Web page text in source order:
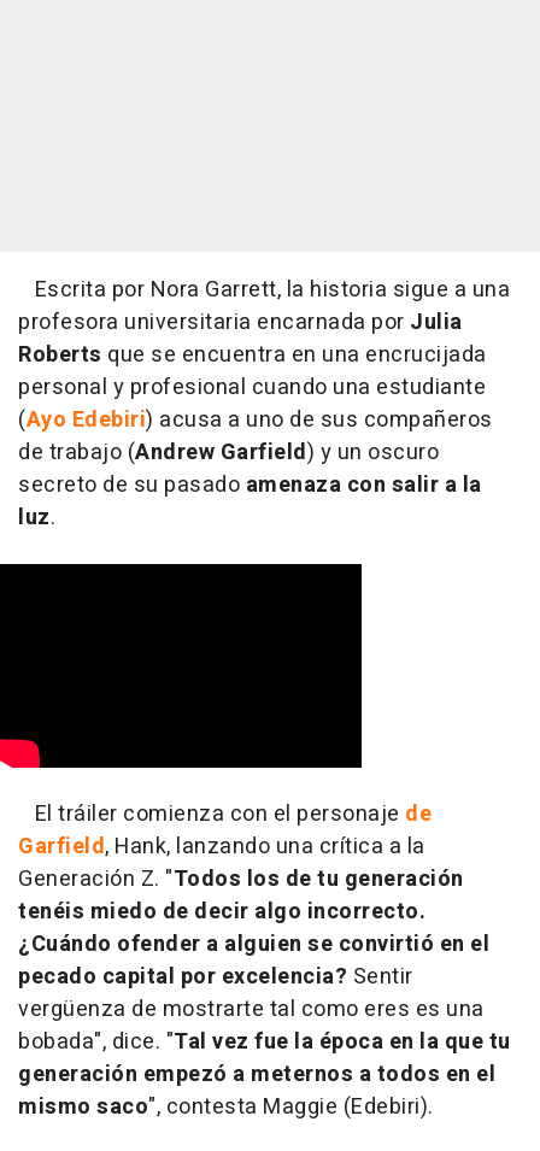
Escrita por Nora Garrett, la historia sigue a una
profesora universitaria encarnada por Julia
Roberts que se encuentra en una encrucijada
personal y profesional cuando una estudiante
(Ayo Edebiri) acusa a uno de sus compañeros
de trabajo (Andrew Garfield) y un oscuro
secreto de su pasado amenaza con salir a la
luz.
El tráiler comienza con el personaje de
Garfield, Hank, lanzando una crítica a la
Generación Z. "Todos los de tu generación
tenéis miedo de decir algo incorrecto.
¿Cuándo ofender a alguien se convirtió en el
pecado capital por excelencia? Sentir
vergüenza de mostrarte tal como eres es una
bobada", dice. "Tal vez fue la época en la que tu
generación empezó a meternos a todos en el
mismo saco", contesta Maggie (Edebiri).